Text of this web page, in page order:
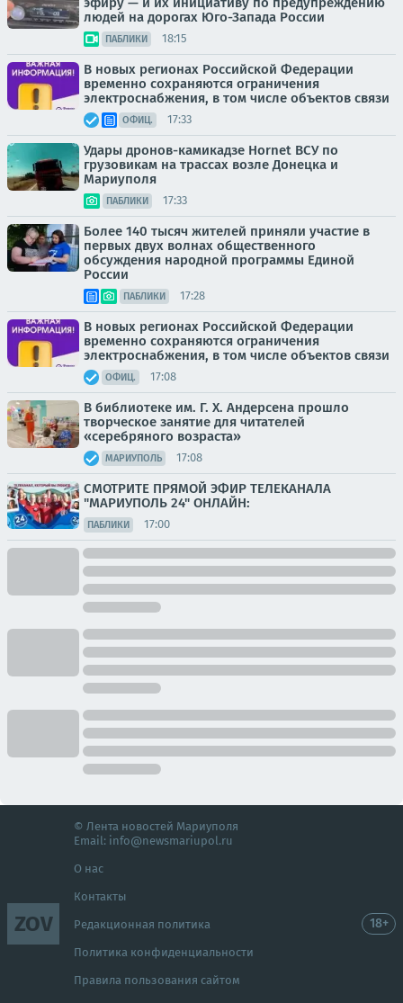
людей на дорогах Юго-Запада России
ПАБЛИКИ 18:15
В новых регионах Российской Федерации
временно сохраняются ограничения
электроснабжения, в том числе объектов связи
ОФИЦ. 17:33
Удары дронов-камикадзе Hornet ВСУ по
грузовикам на трассах возле Донецка и
Мариуполя
ПАБЛИКИ 17:33
Более 140 тысяч жителей приняли участие в
первых двух волнах общественного
обсуждения народной программы Единой
России
ПАБЛИКИ 17:28
В новых регионах Российской Федерации
временно сохраняются ограничения
электроснабжения, в том числе объектов связи
ОФИЦ. 17:08
В библиотеке им. Г. Х. Андерсена прошло
творческое занятие для читателей
«серебряного возраста»
МАРИУПОЛЬ 17:08
СМОТРИТЕ ПРЯМОЙ ЭФИР ТЕЛЕКАНАЛА
"МАРИУПОЛЬ 24" ОНЛАЙН:
ПАБЛИКИ 17:00
ZOV
© Лента новостей Мариуполя
Email: info@newsmariupol.ru
О нас
Контакты
Редакционная политика
Политика конфиденциальности
Правила пользования сайтом
18+